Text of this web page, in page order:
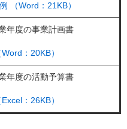
（Word：21KB）
年度の事業計画書
：20KB）
年度の活動予算書
：26KB）